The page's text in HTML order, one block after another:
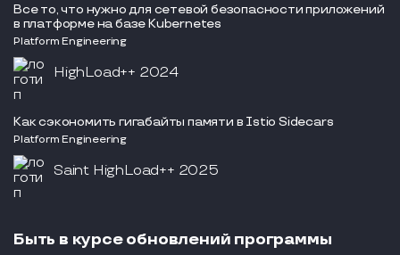
Все то, что нужно для сетевой безопасности приложений
в платформе на базе Kubernetes
Platform Engineering
HighLoad++ 2024
Как сэкономить гигабайты памяти в Istio Sidecars
Platform Engineering
Saint HighLoad++ 2025
Быть в курсе обновлений программы